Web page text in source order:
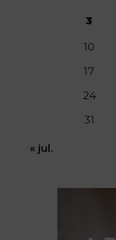
3
10
17
24
31
« jul.